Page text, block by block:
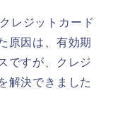
レジットカード
原因は、有効期
ですが、クレジ
解決できました